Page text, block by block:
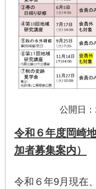
公開日
令和６年度岡崎
加者募集案内）
令和６年9月現在